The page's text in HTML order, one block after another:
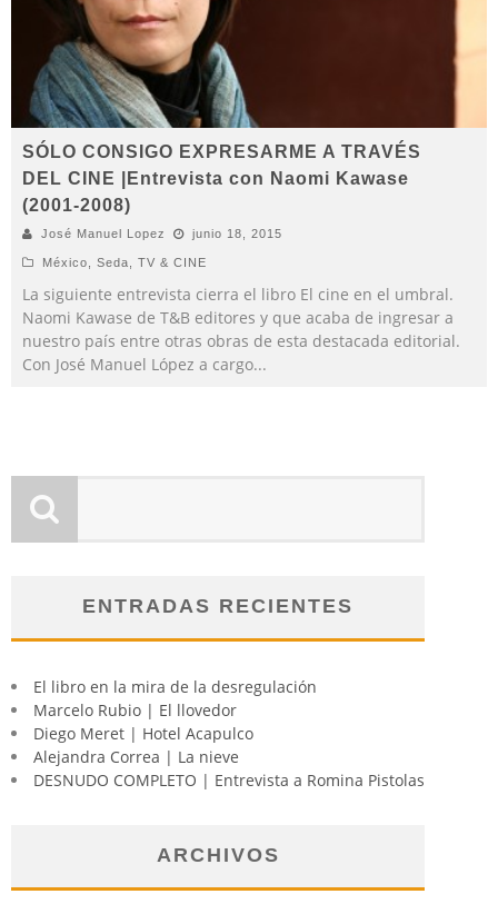
SÓLO CONSIGO EXPRESARME A TRAVÉS
DEL CINE |Entrevista con Naomi Kawase
(2001-2008)
José Manuel Lopez junio 18, 2015
México Seda TV & CINE
La siguiente entrevista cierra el libro El cine en el umbral.
Naomi Kawase de T&B editores y que acaba de ingresar a
nuestro país entre otras obras de esta destacada editorial.
Con José Manuel López a cargo...
ENTRADAS RECIENTES
El libro en la mira de la desregulación
Marcelo Rubio | El llovedor
Diego Meret | Hotel Acapulco
Alejandra Correa | La nieve
DESNUDO COMPLETO | Entrevista a Romina Pistolas
ARCHIVOS